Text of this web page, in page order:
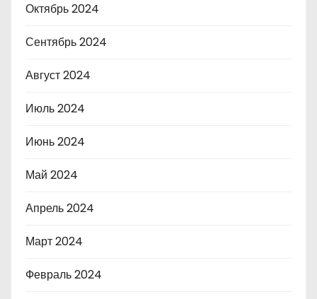
Октябрь 2024
Сентябрь 2024
Август 2024
Июль 2024
Июнь 2024
Май 2024
Апрель 2024
Март 2024
Февраль 2024